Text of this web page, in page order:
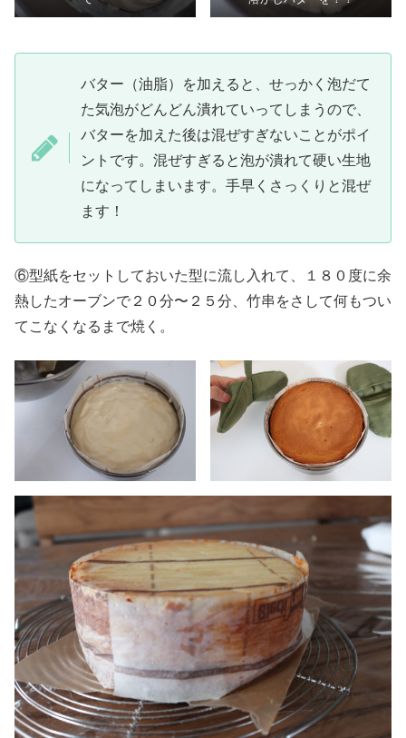
バター（油脂）を加えると、せっかく泡だて
た気泡がどんどん潰れていってしまうので、
バターを加えた後は混ぜすぎないことがポイ
ントです。混ぜすぎると泡が潰れて硬い生地
になってしまいます。手早くさっくりと混ぜ
ます！
⑥型紙をセットしておいた型に流し入れて、１８０度に余
熱したオーブンで２０分〜２５分、竹串をさして何もつい
てこなくなるまで焼く。